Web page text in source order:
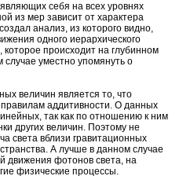
себя на всех уровнях
из мер зависит от характера
анализ, из которого видно,
одного иерархического
происходит на глубинном
уместно упомянуть о
величин является то, что
аддитивности. О данных
так как по отношению к ним
других величин. Поэтому не
света вблизи гравитационных
А лучше в данном случае
движения фотонов света, на
физические процессы.